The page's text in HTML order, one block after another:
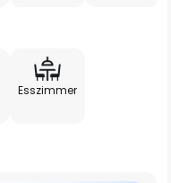
Esszimmer